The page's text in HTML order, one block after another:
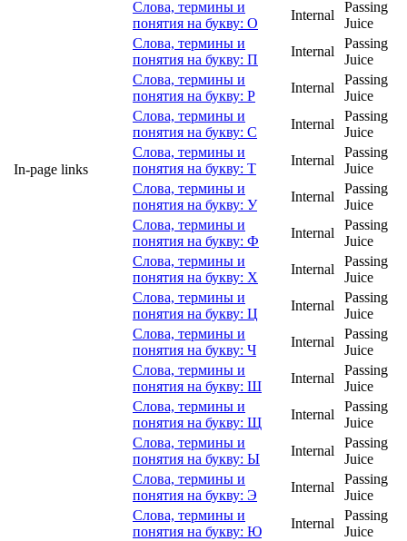
In-page links
Слова, термины и
понятия на букву: О
Internal
Passing
Juice
Слова, термины и
понятия на букву: П
Internal
Passing
Juice
Слова, термины и
понятия на букву: Р
Internal
Passing
Juice
Слова, термины и
понятия на букву: С
Internal
Passing
Juice
Слова, термины и
понятия на букву: Т
Internal
Passing
Juice
Слова, термины и
понятия на букву: У
Internal
Passing
Juice
Слова, термины и
понятия на букву: Ф
Internal
Passing
Juice
Слова, термины и
понятия на букву: Х
Internal
Passing
Juice
Слова, термины и
понятия на букву: Ц
Internal
Passing
Juice
Слова, термины и
понятия на букву: Ч
Internal
Passing
Juice
Слова, термины и
понятия на букву: Ш
Internal
Passing
Juice
Слова, термины и
понятия на букву: Щ
Internal
Passing
Juice
Слова, термины и
понятия на букву: Ы
Internal
Passing
Juice
Слова, термины и
понятия на букву: Э
Internal
Passing
Juice
Слова, термины и
понятия на букву: Ю
Internal
Passing
Juice